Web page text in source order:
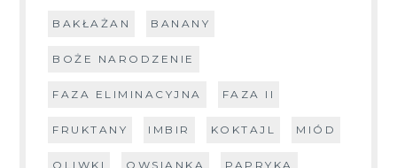
BAKŁAŻAN BANANY
BOŻE NARODZENIE
FAZA ELIMINACYJNA FAZA II
FRUKTANY IMBIR KOKTAJL MIÓD
OLIWKI OWSIANKA PAPRYKA